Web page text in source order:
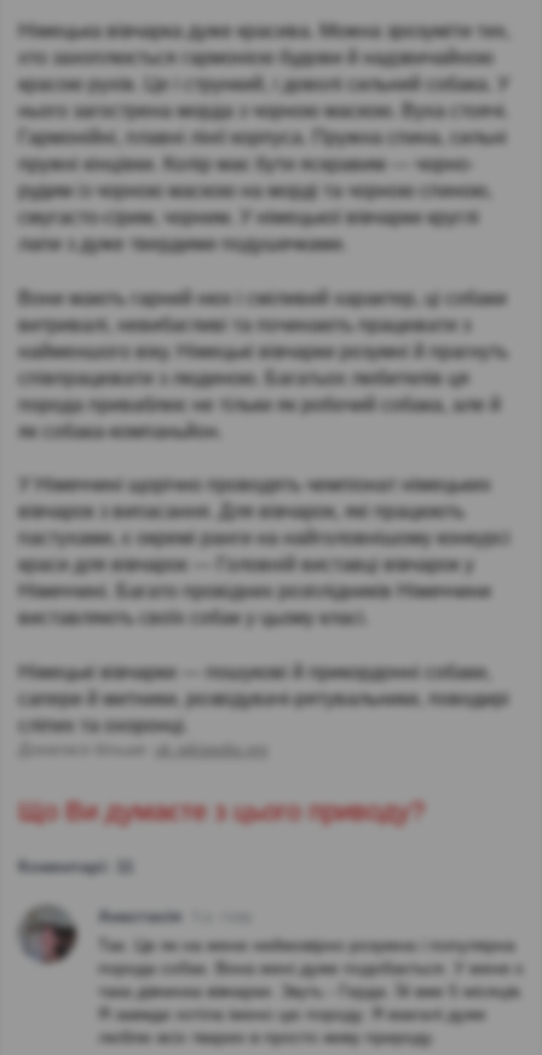
Німецька вівчарка дуже красива. Можна зрозуміти тих,
хто захоплюється гармонією будови й надзвичайною
красою рухів. Це і стрункий, і доволі сильний собака. У
нього загострена морда з чорною маскою. Вуха стоячі.
Гармонійні, плавні лінії корпуса. Пружна спина, сильні
пружні кінцівки. Колір має бути яскравим — чорно-
рудим із чорною маскою на морді та чорною спиною,
смугасто-сірим, чорним. У німецької вівчарки круглі
лапи з дуже твердими подушечками.
Вони мають гарний нюх і сміливий характер, ці собаки
витривалі, невибагливі та починають працювати з
найменшого віку. Німецькі вівчарки розумні й прагнуть
співпрацювати з людиною. Багатьох любителів ця
порода приваблює не тільки як робочий собака, але й
як собака-компаньйон.
У Німеччині щорічно проводять чемпіонат німецьких
вівчарок з випасання. Для вівчарок, які працюють
пастухами, є окремі ранги на найголовнішому конкурсі
краси для вівчарок — Головній виставці вівчарок у
Німеччині. Багато провідних розплідників Німеччини
виставляють своїх собак у цьому класі.
Німецькі вівчарки — пошукові й прикордонні собаки,
сапери й митники, розвідувачі-рятувальники, поводирі
сліпих та охоронці.
uk.wikipedia.org
Що Ви думаєте з цього приводу?
Коментарі: 11
Анастасія
Так. Це як на мене неймовірно розумна і популярна
порода собак. Вона мені дуже подобається. У мене є
така дівчинка вівчарки. Звуть - Герда. Їй вже 5 місяців.
Я завжди хотіла імено цю породу. Я взагалі дуже
люблю всіх тварин в просто живу природу.